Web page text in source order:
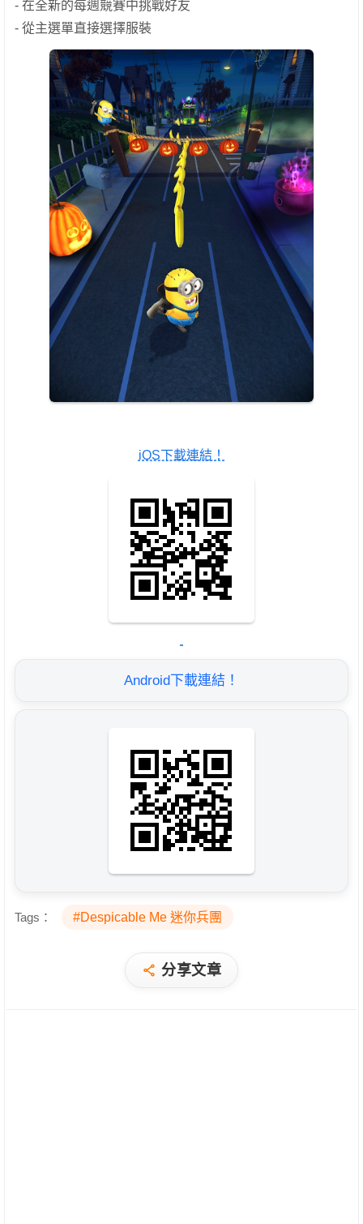
- 在全新的每週競賽中挑戰好友
- 從主選單直接選擇服裝
iOS下載連結！
Android下載連結！
Tags： #Despicable Me 迷你兵團
分享文章